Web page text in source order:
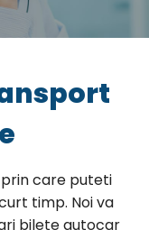
prin care puteti
timp. Noi va
bilete autocar